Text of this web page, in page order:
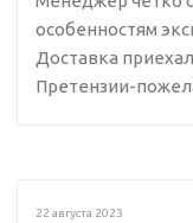
особенностям
Доставка
Претензии-
22 августа 2023